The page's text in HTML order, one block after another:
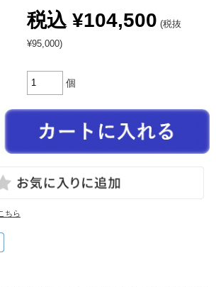
税込 ¥104,500 (税抜
¥95,000)
個
ちら